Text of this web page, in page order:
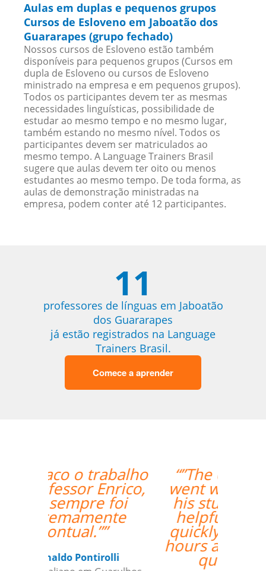
Aulas em duplas e pequenos grupos
Cursos de Esloveno em Jaboatão dos
Guararapes (grupo fechado)
Nossos cursos de Esloveno estão também
disponíveis para pequenos grupos (Cursos em
dupla de Esloveno ou cursos de Esloveno
ministrado na empresa e em pequenos grupos).
Todos os participantes devem ter as mesmas
necessidades linguísticas, possibilidade de
estudar ao mesmo tempo e no mesmo lugar,
também estando no mesmo nível. Todos os
participantes devem ser matriculados ao
mesmo tempo. A Language Trainers Brasil
sugere que aulas devem ter oito ou menos
estudantes ao mesmo tempo. De toda forma, as
aulas de demonstração ministradas na
empresa, podem conter até 12 participantes.
11
professores de línguas em Jaboatão
dos Guararapes
já estão registrados na Language
Trainers Brasil.
Comece a aprender
“”The class with Ivo
went well. He knows
his stuff and is very
helpful. He replies
quickly outside class
hours as well if I have
questions. ””